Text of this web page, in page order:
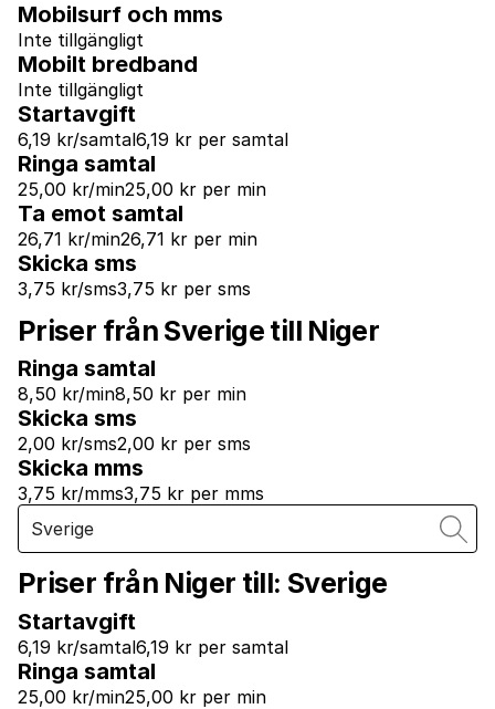
Mobilsurf och mms
Inte tillgängligt
Mobilt bredband
Inte tillgängligt
Startavgift
6,19 kr/samtal6,19 kr per samtal
Ringa samtal
25,00 kr/min25,00 kr per min
Ta emot samtal
26,71 kr/min26,71 kr per min
Skicka sms
3,75 kr/sms3,75 kr per sms
Priser från Sverige till Niger
Ringa samtal
8,50 kr/min8,50 kr per min
Skicka sms
2,00 kr/sms2,00 kr per sms
Skicka mms
3,75 kr/mms3,75 kr per mms
Priser från Niger till: Sverige
Startavgift
6,19 kr/samtal6,19 kr per samtal
Ringa samtal
25,00 kr/min25,00 kr per min